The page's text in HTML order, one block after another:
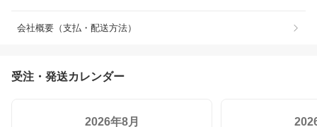
会社概要（支払・配送方法）
受注・発送カレンダー
2026年8月